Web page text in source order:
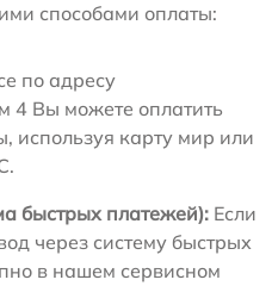
способами оплаты:
по адресу
4 Вы можете оплатить
используя карту мир или
быстрых платежей): Если
через систему быстрых
в нашем сервисном